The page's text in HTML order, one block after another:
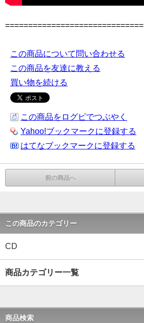
==============================
この商品について問い合わせる
この商品を友達に教える
買い物を続ける
この商品をログピでつぶやく
Yahoo!ブックマークに登録する
はてなブックマークに登録する
前の商品へ
この商品のカテゴリー
CD
商品カテゴリー一覧
商品検索